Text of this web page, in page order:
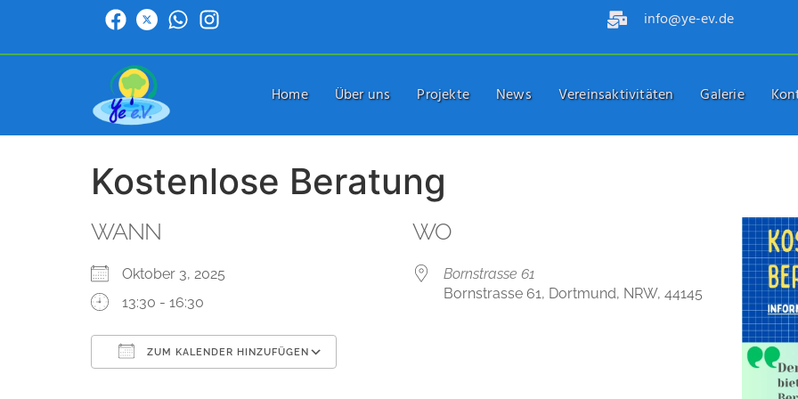
info@ye-ev.de
Home Über uns Projekte News Vereinsaktivitäten Galerie
Kostenlose Beratung
WANN
Oktober 3, 2025
13:30 - 16:30
ZUM KALENDER HINZUFÜGEN
WO
Bornstrasse 61
Bornstrasse 61, Dortmund, NRW, 44145